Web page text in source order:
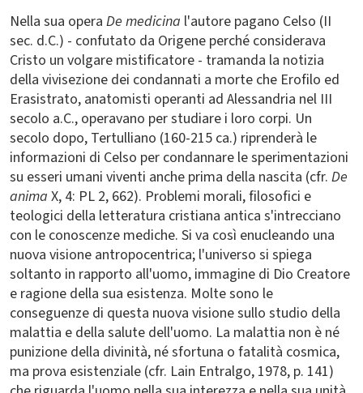
Nella sua opera De medicina l'autore pagano Celso (II
sec. d.C.) - confutato da Origene perché considerava
Cristo un volgare mistificatore - tramanda la notizia
della vivisezione dei condannati a morte che Erofilo ed
Erasistrato, anatomisti operanti ad Alessandria nel III
secolo a.C., operavano per studiare i loro corpi. Un
secolo dopo, Tertulliano (160-215 ca.) riprenderà le
informazioni di Celso per condannare le sperimentazioni
su esseri umani viventi anche prima della nascita (cfr. De
anima X, 4: PL 2, 662). Problemi morali, filosofici e
teologici della letteratura cristiana antica s'intrecciano
con le conoscenze mediche. Si va così enucleando una
nuova visione antropocentrica; l'universo si spiega
soltanto in rapporto all'uomo, immagine di Dio Creatore
e ragione della sua esistenza. Molte sono le
conseguenze di questa nuova visione sullo studio della
malattia e della salute dell'uomo. La malattia non è né
punizione della divinità, né sfortuna o fatalità cosmica,
ma prova esistenziale (cfr. Lain Entralgo, 1978, p. 141)